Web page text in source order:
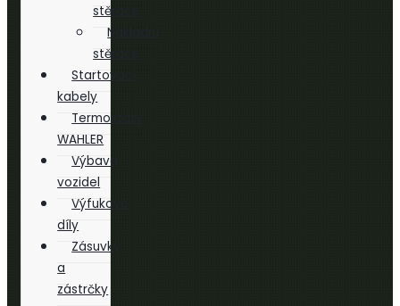
stěrače
Nákladní
stěrače
Startovací
kabely
Termostaty
WAHLER
Výbava
vozidel
Výfukové
díly
Zásuvky
a
zástrčky